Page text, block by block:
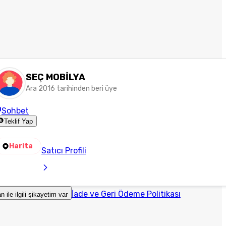
SEÇ MOBİLYA
Ara 2016 tarihinden beri üye
Sohbet
Teklif Yap
Harita Satıcı Profili
ile ilgili şikayetim var İade ve Geri Ödeme Politikası